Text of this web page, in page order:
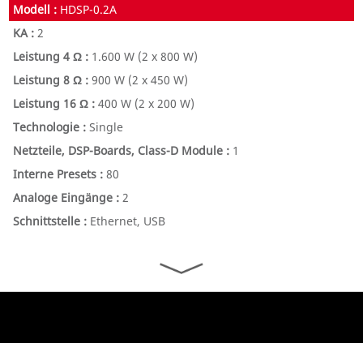
HDSP-0.2A
2
1.600 W (2 x 800 W)
900 W (2 x 450 W)
400 W (2 x 200 W)
Single
1
80
2
Ethernet, USB